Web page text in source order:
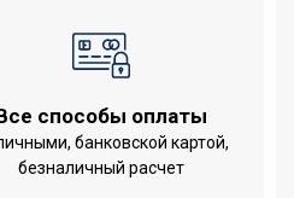
нагрева'
6
Защита от
способы оплаты
банковской картой,
безналичный расчет